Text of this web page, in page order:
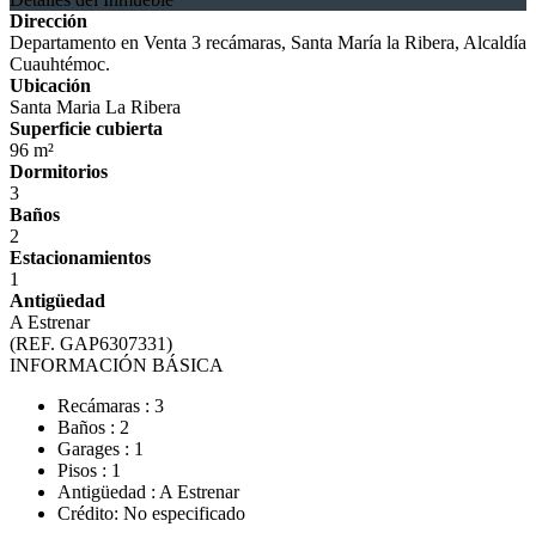
Dirección
Departamento en Venta 3 recámaras, Santa María la Ribera, Alcaldía
Cuauhtémoc.
Ubicación
Santa Maria La Ribera
Superficie cubierta
96 m²
Dormitorios
3
Baños
2
Estacionamientos
1
Antigüedad
A Estrenar
(REF. GAP6307331)
INFORMACIÓN BÁSICA
Recámaras : 3
Baños : 2
Garages : 1
Pisos : 1
Antigüedad : A Estrenar
Crédito: No especificado